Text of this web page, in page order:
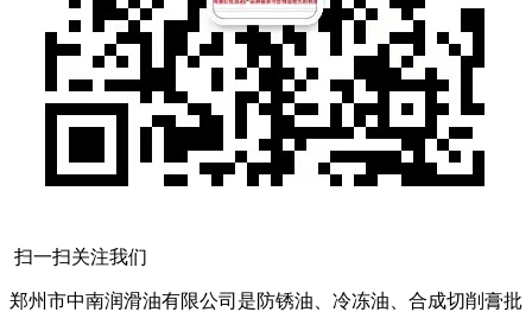
扫一扫关注我们
郑州市中南润滑油有限公司是防锈油、冷冻油、合成切削膏批